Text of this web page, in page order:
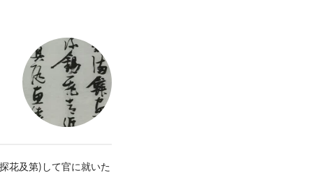
花及第)して官に就いた